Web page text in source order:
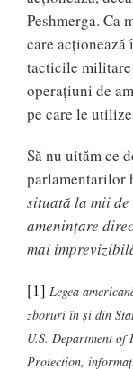
Peshmerga. Ca
care
tacticile
operațiuni de
pe care le
Să nu uităm ce
parlamentarilor
situată la mii
amenințare
mai
[1] Legea
zboruri în şi din
U.S. Department of
Protection,